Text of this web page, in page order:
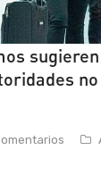
no